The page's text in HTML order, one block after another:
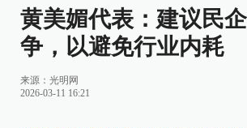
黄美媚代表：建议民
争，以避免行业内耗
来源： 光明网
2026-03-11 16:21